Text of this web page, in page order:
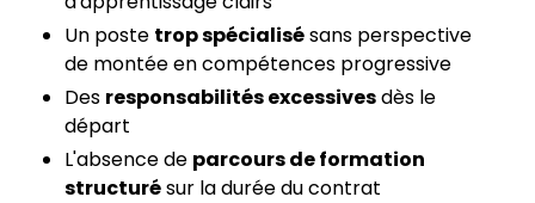
Un poste trop spécialisésans perspective
de montée en compétences progressive
Des responsabilités excessivesdès le
départ
L'absence de parcours de formation
structurésur la durée du contrat